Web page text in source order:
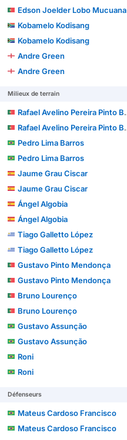
Edson Joelder Lobo Mucuana
Kobamelo Kodisang
Kobamelo Kodisang
Andre Green
Andre Green
Milieux de terrain
Rafael Avelino Pereira Pinto Barbosa
Rafael Avelino Pereira Pinto Barbosa
Pedro Lima Barros
Pedro Lima Barros
Jaume Grau Ciscar
Jaume Grau Ciscar
Ángel Algobia
Ángel Algobia
Tiago Galletto López
Tiago Galletto López
Gustavo Pinto Mendonça
Gustavo Pinto Mendonça
Bruno Lourenço
Bruno Lourenço
Gustavo Assunção
Gustavo Assunção
Roni
Roni
Défenseurs
Mateus Cardoso Francisco
Mateus Cardoso Francisco